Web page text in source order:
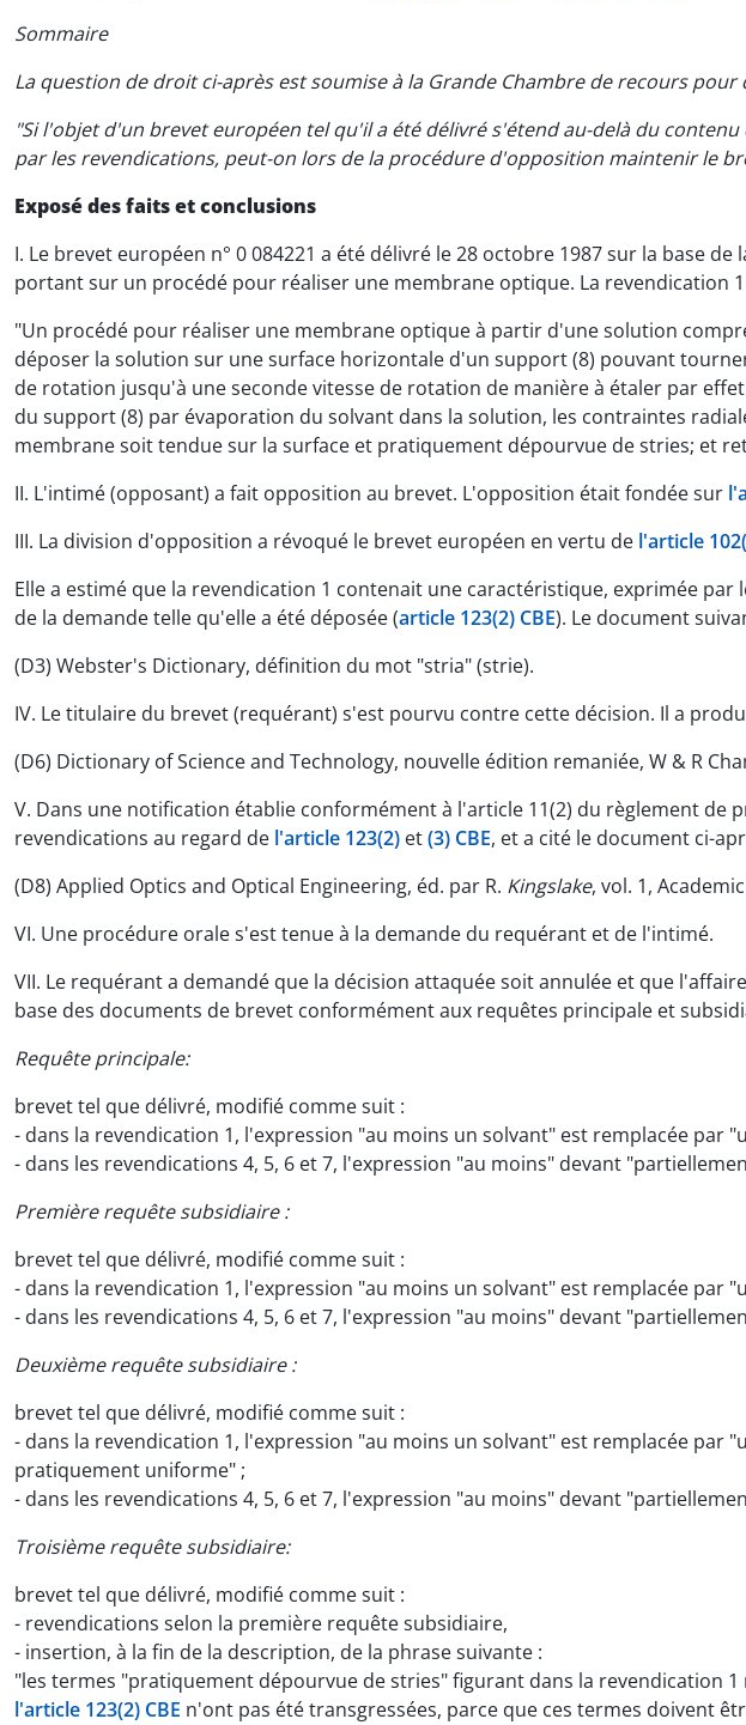
Sommaire
La question de droit ci-après est soumise à la Grande Chambre de recours pour
"Si l'objet d'un brevet européen tel qu'il a été délivré s'étend au-delà du
par les revendications, peut-on lors de la procédure d'opposition maintenir le
Exposé des faits et conclusions
I. Le brevet européen n° 0 084221 a été délivré le 28 octobre 1987 sur la base
portant sur un procédé pour réaliser une membrane optique. La revendication
"Un procédé pour réaliser une membrane optique à partir d'une solution
déposer la solution sur une surface horizontale d'un support (8) pouvant
de rotation jusqu'à une seconde vitesse de rotation de manière à étaler par
du support (8) par évaporation du solvant dans la solution, les contraintes
membrane soit tendue sur la surface et pratiquement dépourvue de stries; et
II. L'intimé (opposant) a fait opposition au brevet. L'opposition était fondée sur
III. La division d'opposition a révoqué le brevet européen en vertu de l'article
Elle a estimé que la revendication 1 contenait une caractéristique, exprimée
de la demande telle qu'elle a été déposée (article 123(2) CBE). Le document
(D3) Webster's Dictionary, définition du mot "stria" (strie).
IV. Le titulaire du brevet (requérant) s'est pourvu contre cette décision. Il a
(D6) Dictionary of Science and Technology, nouvelle édition remaniée, W & R
V. Dans une notification établie conformément à l'article 11(2) du règlement de
revendications au regard de l'article 123(2) et(3) CBE, et a cité le document ci-
(D8) Applied Optics and Optical Engineering, éd. par R. Kingslake, vol. 1,
VI. Une procédure orale s'est tenue à la demande du requérant et de l'intimé.
VII. Le requérant a demandé que la décision attaquée soit annulée et que
base des documents de brevet conformément aux requêtes principale et
Requête principale:
brevet tel que délivré, modifié comme suit :
- dans la revendication 1, l'expression "au moins un solvant" est remplacée par
- dans les revendications 4, 5, 6 et 7, l'expression "au moins" devant
Première requête subsidiaire :
brevet tel que délivré, modifié comme suit :
- dans la revendication 1, l'expression "au moins un solvant" est remplacée par
- dans les revendications 4, 5, 6 et 7, l'expression "au moins" devant
Deuxième requête subsidiaire :
brevet tel que délivré, modifié comme suit :
- dans la revendication 1, l'expression "au moins un solvant" est remplacée
pratiquement uniforme" ;
- dans les revendications 4, 5, 6 et 7, l'expression "au moins" devant
Troisième requête subsidiaire:
brevet tel que délivré, modifié comme suit :
- revendications selon la première requête subsidiaire,
- insertion, à la fin de la description, de la phrase suivante :
"les termes "pratiquement dépourvue de stries" figurant dans la revendication
l'article 123(2) CBE n'ont pas été transgressées, parce que ces termes doivent